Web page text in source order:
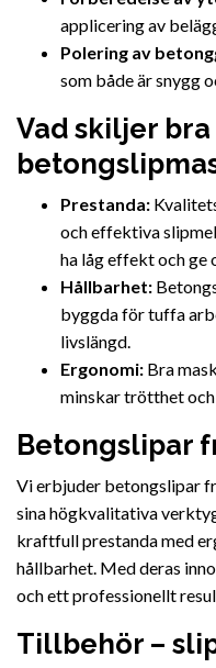
applicering av
Polering av
som både är snygg
Vad skiljer bra
Prestanda:
och effektiva
ha låg effekt och ge
Hållbarhet:
byggda för tuffa
livslängd.
Ergonomi: Bra
minskar trötthet
Betongslipar
Vi erbjuder betongslipar
sina högkvalitativa
kraftfull prestanda med
hållbarhet. Med deras
och ett professionellt
Tillbehör –